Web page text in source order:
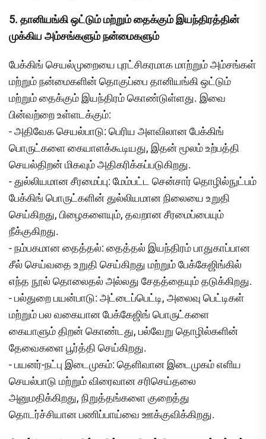
5. தானியங்கி ஒட்டும் மற்றும் தைக்கும் இயந்திரத்தின்
முக்கிய அம்சங்களும் நன்மைகளும்
பேக்கிங் செயல்முறையை புரட்சிகரமாக மாற்றும் அம்சங்கள்
மற்றும் நன்மைகளின் தொகுப்பை தானியங்கி ஒட்டும்
மற்றும் தைக்கும் இயந்திரம் கொண்டுள்ளது. இவை
பின்வற்றை உள்ளடக்கும்:
- அதிவேக செயல்பாடு: பெரிய அளவிலான பேக்கிங்
பொருட்களை கையாளக்கூடியது, இதன் மூலம் உற்பத்தி
செயல்திறன் மிகவும் அதிகரிக்கப்படுகிறது.
- துல்லியமான சீரமைப்பு: மேம்பட்ட சென்சார் தொழில்நுட்பம்
பேக்கிங் பொருட்களின் துல்லியமான நிலையை உறுதி
செய்கிறது, பிழைகளையும், தவறான சீரமைப்பையும்
நீக்குகிறது.
- நம்பகமான தைத்தல்: தைத்தல் இயந்திரம் பாதுகாப்பான
சீல் செய்வதை உறுதி செய்கிறது மற்றும் பேக்கேஜிங்கில்
எந்த நூல் தொலைதல் அல்லது சேதத்தையும் தடுக்கிறது.
- பல்துறை பயன்பாடு: அட்டைப்பெட்டி, அலைவு பெட்டிகள்
மற்றும் பல வகையான பேக்கேஜிங் பொருட்களை
கையாளும் திறன் கொண்டது, பல்வேறு தொழில்களின்
தேவைகளை பூர்த்தி செய்கிறது.
- பயனர்-நட்பு இடைமுகம்: தெளிவான இடைமுகம் எளிய
செயல்பாடு மற்றும் விரைவான சரிசெய்தலை
அனுமதிக்கிறது, நிறுத்தங்களை குறைத்து
தொடர்ச்சியான பணிப்பாய்வை ஊக்குவிக்கிறது.